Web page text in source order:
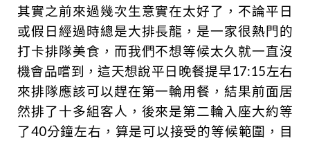
其實之前來過幾次生意實在太好了，不論平日
或假日經過時總是大排長龍，是一家很熱門的
打卡排隊美食，而我們不想等候太久就一直沒
機會品嚐到，這天想說平日晚餐提早17:15左右
來排隊應該可以趕在第一輪用餐，結果前面居
然排了十多組客人，後來是第二輪入座大約等
了40分鐘左右，算是可以接受的等候範圍，目